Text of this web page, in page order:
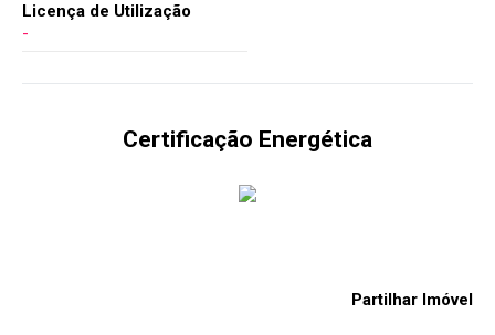
Licença de Utilização
-
Certificação Energética
Partilhar Imóvel